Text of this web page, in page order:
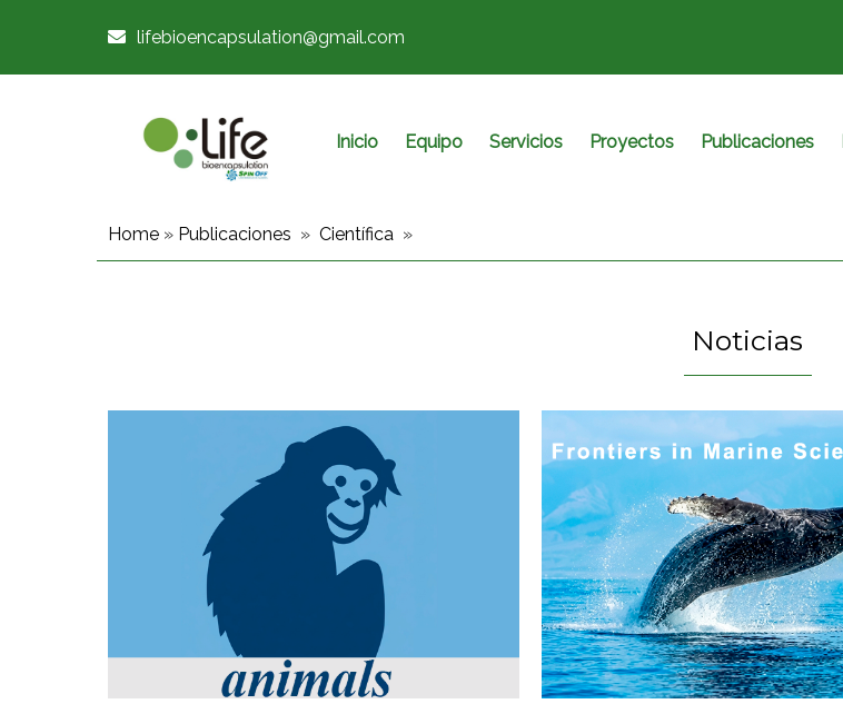
lifebioencapsulation@gmail.com
Inicio Equipo Servicios Proyectos Publicaciones
Home » Publicaciones » Científica »
Noticias